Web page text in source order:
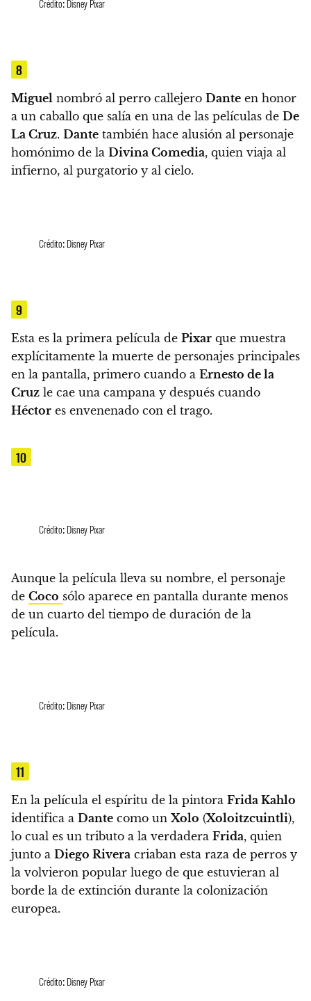
Crédito: Disney Pixar
8
Miguel nombró al perro callejero Dante en honor
a un caballo que salía en una de las películas de De
La Cruz. Dante también hace alusión al personaje
homónimo de la Divina Comedia, quien viaja al
infierno, al purgatorio y al cielo.
Crédito: Disney Pixar
9
Esta es la primera película de Pixar que muestra
explícitamente la muerte de personajes principales
en la pantalla, primero cuando a Ernesto de la
Cruz le cae una campana y después cuando
Héctor es envenenado con el trago.
10
Crédito: Disney Pixar
Aunque la película lleva su nombre, el personaje
de Coco sólo aparece en pantalla durante menos
de un cuarto del tiempo de duración de la
película.
Crédito: Disney Pixar
11
En la película el espíritu de la pintora Frida Kahlo
identifica a Dante como un Xolo (Xoloitzcuintli),
lo cual es un tributo a la verdadera Frida, quien
junto a Diego Rivera criaban esta raza de perros y
la volvieron popular luego de que estuvieran al
borde la de extinción durante la colonización
europea.
Crédito: Disney Pixar